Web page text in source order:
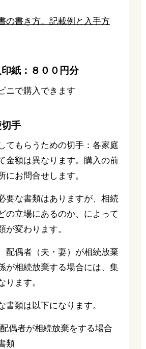
の書き方。記載例と入手方
印紙：８００円分
ニで購入できます
切手
てもらうための切手：各家庭
金額は異なります。購入の前
にお問合せします。
要な書類はありますが、相続
の立場にあるのか、によって
が変わります。
配偶者（夫・妻）が相続放棄
が相続放棄する場合には、集
ります。
書類は以下になります。
偶者が相続放棄をする場合
類